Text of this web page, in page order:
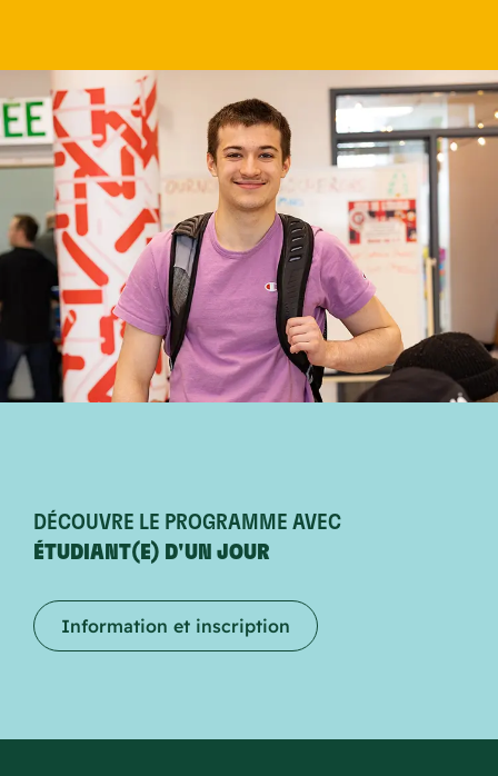
DÉCOUVRE LE PROGRAMME AVEC
ÉTUDIANT(E) D'UN JOUR
Information et inscription